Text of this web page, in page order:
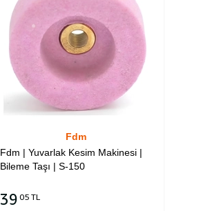
Fdm
Fdm | Yuvarlak Kesim Makinesi |
Bileme Taşı | S-150
39 05 TL